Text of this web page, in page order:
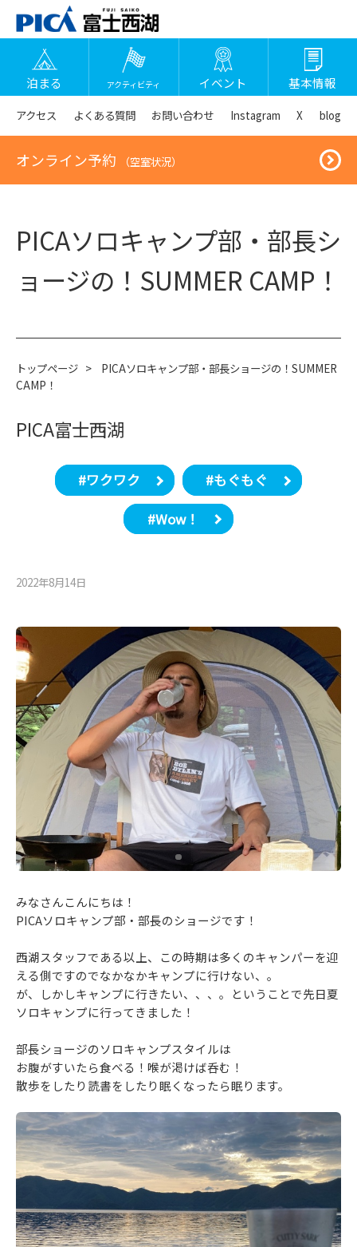
泊まる アクティビティ イベント 基本情報
アクセス よくある質問 お問い合わせ Instagram X blog
オンライン予約 （空室状況）
PICAソロキャンプ部・部長シ
ョージの！SUMMER CAMP！
トップページ >
PICAソロキャンプ部・部長ショージの！SUMMER
CAMP！
PICA富士西湖
#ワクワク #もぐもぐ
#Wow！
2022年8月14⽇
みなさんこんにちは！
PICAソロキャンプ部・部長のショージです！
西湖スタッフである以上、この時期は多くのキャンパーを迎
える側ですのでなかなかキャンプに行けない、。
が、しかしキャンプに行きたい、、、。ということで先日夏
ソロキャンプに行ってきました！
部長ショージのソロキャンプスタイルは
お腹がすいたら食べる！喉が渇けば呑む！
散歩をしたり読書をしたり眠くなったら眠ります。